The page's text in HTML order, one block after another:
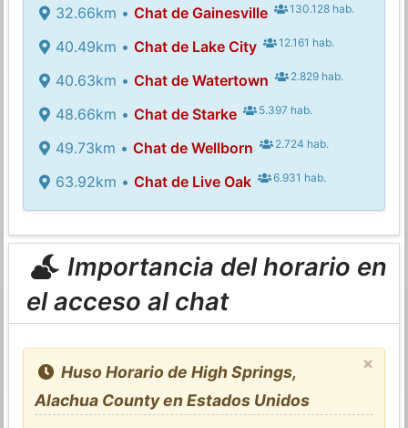
32.66km • Chat de Gainesville 130.128 hab.
40.49km • Chat de Lake City 12.161 hab.
40.63km • Chat de Watertown 2.829 hab.
48.66km • Chat de Starke 5.397 hab.
49.73km • Chat de Wellborn 2.724 hab.
63.92km • Chat de Live Oak 6.931 hab.
Importancia del horario en
el acceso al chat
×
Huso Horario de High Springs,
Alachua County en Estados Unidos